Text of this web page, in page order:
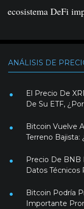
ecosistema DeFi
ANÁLISIS DE
El Precio De
De Su ETF,
Bitcoin Vuelve
Terreno Bajista:
Precio De BNB
Datos Técnicos
Bitcoin Podría
Importante